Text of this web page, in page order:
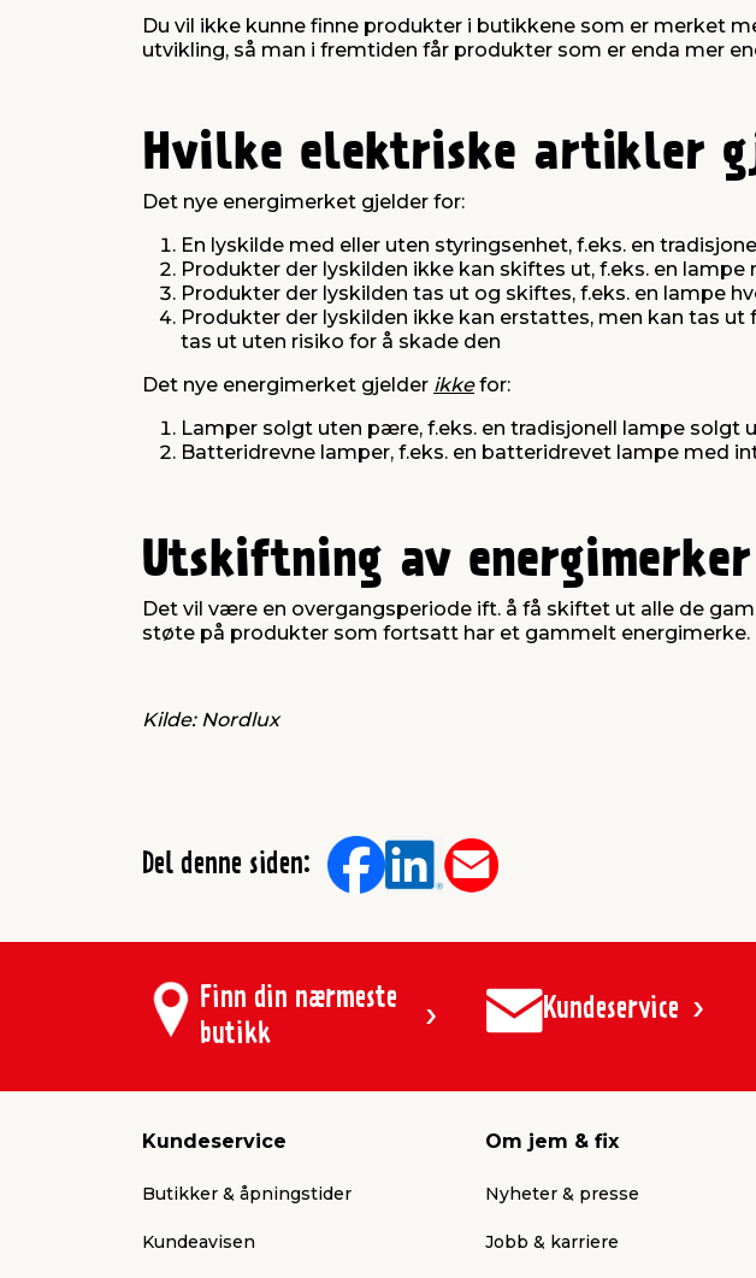
Du vil ikke kunne finne produkter i butikkene som er merket
utvikling, så man i fremtiden får produkter som er enda mer
Hvilke elektriske artikler
Det nye energimerket gjelder for:
En lyskilde med eller uten styringsenhet, f.eks. en
Produkter der lyskilden ikke kan skiftes ut, f.eks. en lampe
Produkter der lyskilden tas ut og skiftes, f.eks. en lampe
Produkter der lyskilden ikke kan erstattes, men kan tas
tas ut uten risiko for å skade den
Det nye energimerket gjelder ikke for:
Lamper solgt uten pære, f.eks. en tradisjonell lampe solgt
Batteridrevne lamper, f.eks. en batteridrevet lampe med
Utskiftning av energimerker
Det vil være en overgangsperiode ift. å få skiftet ut alle de
støte på produkter som fortsatt har et gammelt energimerke.
Kilde: Nordlux
Del denne siden:
Finn din nærmeste
butikk
Kundeservice
Kundeservice
Butikker & åpningstider
Kundeavisen
Om jem & fix
Nyheter & presse
Jobb & karriere